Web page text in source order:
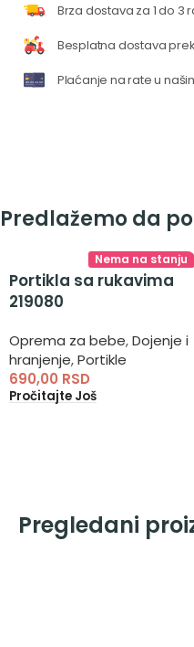
Brza dostava za 1 do 3
Besplatna dostava
Plaćanje na rate u
Predlažemo da
Nema na stanju
Portikla sa rukavima
219080
Oprema za bebe,Dojenje i
hranjenje,Portikle
690,00 RSD
Pročitajte Još
Pregledani